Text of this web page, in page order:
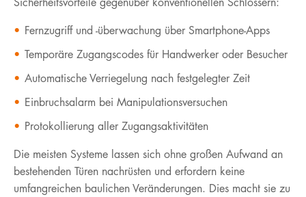
Fernzugriff und -überwachung über Smartphone-Apps
Temporäre Zugangscodes für Handwerker oder Besucher
Automatische Verriegelung nach festgelegter Zeit
Einbruchsalarm bei Manipulationsversuchen
Protokollierung aller Zugangsaktivitäten
Die meisten Systeme lassen sich ohne großen Aufwand an
bestehenden Türen nachrüsten und erfordern keine
umfangreichen baulichen Veränderungen. Dies macht sie zu